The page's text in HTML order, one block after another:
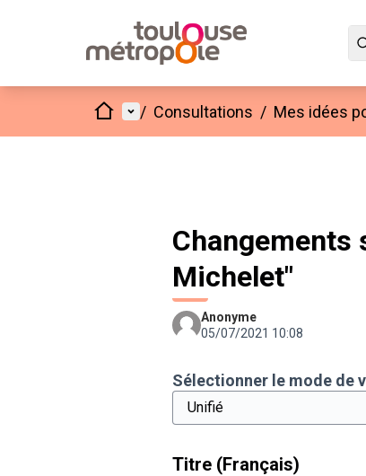
AccueilMenu principal
/ Consultations / Mes idées
Changements
Michelet"
Anonyme
05/07/2021 10:08
Sélectionner le mode de
Titre (Français)